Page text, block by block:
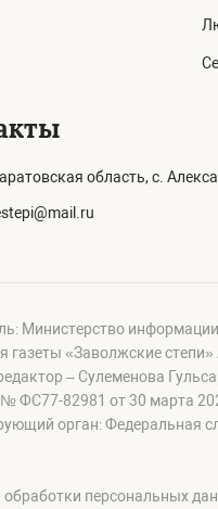
область, с.
Министерство
газеты «Заволжские
– Сулеменова
ФС77-82981 от 30 марта
орган: Федеральная
обработки персональных